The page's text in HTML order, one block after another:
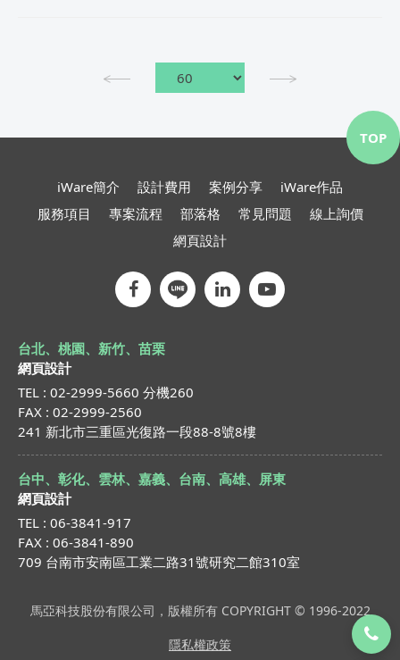
iWare簡介 設計費用 案例分享
iWare作品
服務項目
專案流程 部落格 常見問題
線上詢價
網頁設計
台北、桃園、新竹、苗栗
網頁設計
TEL : 02-2999-5660 分機260
FAX : 02-2999-2560
241 新北市三重區光復路一段88-8號8樓
台中、彰化、雲林、嘉義、台南、高雄、屏東
網頁設計
TEL : 06-3841-917
FAX : 06-3841-890
709 台南市安南區工業二路31號研究二館310室
馬亞科技股份有限公司，版權所有 COPYRIGHT © 1996-2022
隱私權政策
TOP